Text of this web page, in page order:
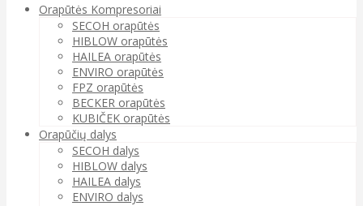
Orapūtės Kompresoriai
SECOH orapūtės
HIBLOW orapūtės
HAILEA orapūtės
ENVIRO orapūtės
FPZ orapūtės
BECKER orapūtės
KUBIČEK orapūtės
Orapūčių dalys
SECOH dalys
HIBLOW dalys
HAILEA dalys
ENVIRO dalys